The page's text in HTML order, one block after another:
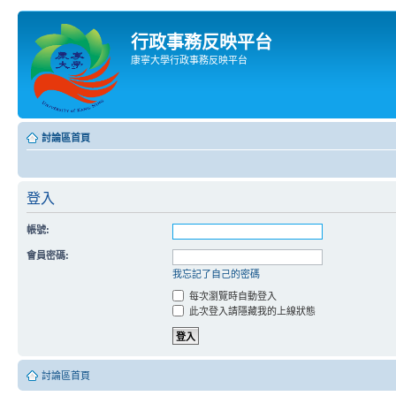
行政事務反映平台
康寧大學行政事務反映平台
討論區首頁
登入
帳號:
會員密碼:
我忘記了自己的密碼
每次瀏覽時自動登入
此次登入請隱藏我的上線狀態
討論區首頁